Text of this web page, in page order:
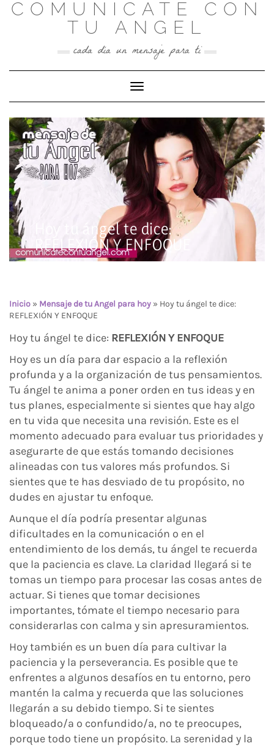
SkipCOMUNICATE CON
TU ANGEL
cada día un mensaje para ti
Toggle Navigation
Hoy tu ángel te dice:
REFLEXIÓN Y ENFOQUE
Inicio » Mensaje de tu Angel para hoy » Hoy tu ángel te dice:
REFLEXIÓN Y ENFOQUE
Hoy tu ángel te dice: REFLEXIÓN Y ENFOQUE
Hoy es un día para dar espacio a la reflexión
profunda y a la organización de tus pensamientos.
Tu ángel te anima a poner orden en tus ideas y en
tus planes, especialmente si sientes que hay algo
en tu vida que necesita una revisión. Este es el
momento adecuado para evaluar tus prioridades y
asegurarte de que estás tomando decisiones
alineadas con tus valores más profundos. Si
sientes que te has desviado de tu propósito, no
dudes en ajustar tu enfoque.
Aunque el día podría presentar algunas
dificultades en la comunicación o en el
entendimiento de los demás, tu ángel te recuerda
que la paciencia es clave. La claridad llegará si te
tomas un tiempo para procesar las cosas antes de
actuar. Si tienes que tomar decisiones
importantes, tómate el tiempo necesario para
considerarlas con calma y sin apresuramientos.
Hoy también es un buen día para cultivar la
paciencia y la perseverancia. Es posible que te
enfrentes a algunos desafíos en tu entorno, pero
mantén la calma y recuerda que las soluciones
llegarán a su debido tiempo. Si te sientes
bloqueado/a o confundido/a, no te preocupes,
porque todo tiene un propósito. La serenidad y la